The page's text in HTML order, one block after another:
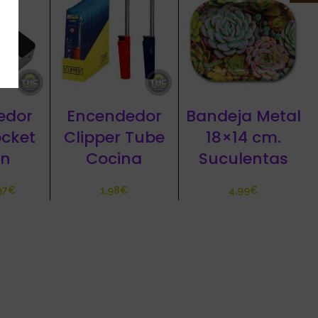
€
Encendedor
Clipper Tube
Cocina
€
Bandeja Metal
18×14 cm.
Suculentas
€